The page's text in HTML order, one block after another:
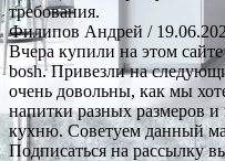
требования.
Филипов Андрей /
Вчера купили на этом
bosh. Привезли на
очень довольны, как мы
напитки разных размеров
кухню. Советуем данный
Подписаться на рассылку